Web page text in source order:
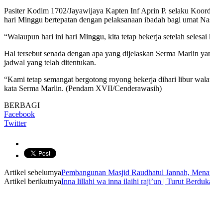
Pasiter Kodim 1702/Jayawijaya Kapten Inf Aprin P. selaku
hari Minggu bertepatan dengan pelaksanaan ibadah bagi umat
“Walaupun hari ini hari Minggu, kita tetap bekerja setelah
Hal tersebut senada dengan apa yang dijelaskan Serma Marlin
jadwal yang telah ditentukan.
“Kami tetap semangat bergotong royong bekerja dihari libur
kata Serma Marlin. (Pendam XVII/Cenderawasih)
BERBAGI
Facebook
Twitter
Artikel sebelumyaPembangunan Masjid Raudhatul Jannah,
Artikel berikutnyaInna lillahi wa inna ilaihi raji’un | Turut